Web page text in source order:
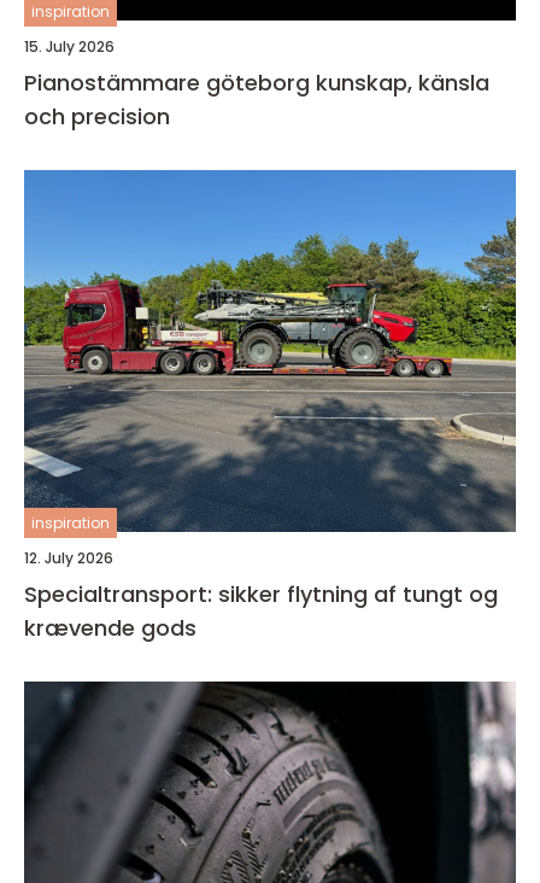
inspiration
15. July 2026
Pianostämmare göteborg kunskap, känsla
och precision
inspiration
12. July 2026
Specialtransport: sikker flytning af tungt og
krævende gods